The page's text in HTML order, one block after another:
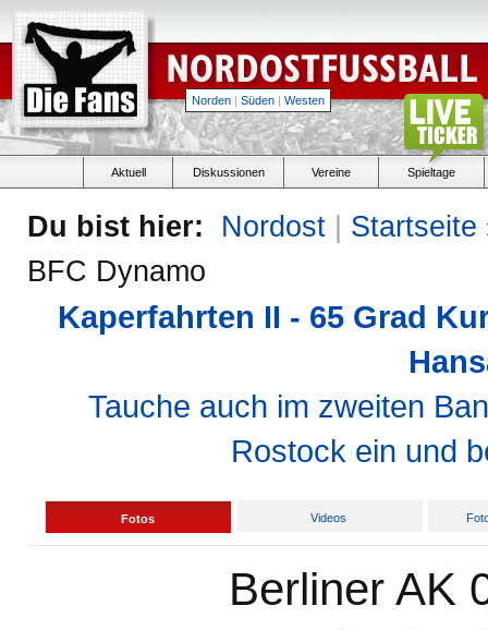
Norden | Süden | Westen
Aktuell Diskussionen Vereine Spieltage
Du bist hier: Nordost Startseite
BFC Dynamo
Kaperfahrten II - 65 Grad
Tauche auch im zweiten
Rostock ein und
Fotos Videos
Berliner AK